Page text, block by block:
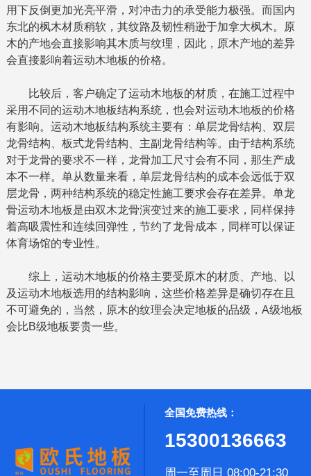
用下反倒更加光亮平滑，对冲击力的承受能力极强。而国内
东北的枫木材质稍软，其纹路及韧性稍逊于加拿大枫木。原
木的产地会直接影响其木质与纹理，因此，原木产地的差异
会直接影响着运动木地板的价格。
比较后，客户确定了运动木地板的材质，在施工过程中
采用不同的运动木地板结构系统，也会对运动木地板的价格
有影响。运动木地板结构系统主要有：单层龙骨结构、双层
龙骨结构、板式龙骨结构、主副龙骨结构等。由于结构系统
对于龙骨的要求不一样，龙骨加工尺寸会有不同，那生产成
本不一样。单从数量来看，单层龙骨结构的成本会远低于双
层龙骨，两种结构系统的稳定性施工要求会存在差异。单龙
骨运动木地板是由双木龙骨演变过来的施工要求，同样保持
着高吸震性和连续回弹性，节约了龙骨成本，同样可以保证
体育场馆的专业性。
综上，运动木地板的价格主要受原木的材质、产地、以
及运动木地板选用的结构影响，这些价格差异是确切存在且
不可避免的，当然，原木的纹理会决定地板的品级，A级地板
会比B级地板要贵一些。
全国免费热线：
15300136663
周一至周日 08:00-21:30